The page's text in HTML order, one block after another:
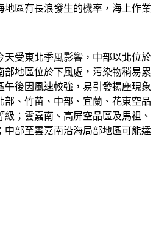
地區有長浪發生的機率，海上作業
天受東北季風影響，中部以北位於
部地區位於下風處，污染物稍易累
後因風速較強，易引發揚塵現象
部、竹苗、中部、宜蘭、花東空品
；雲嘉南、高屏空品區及馬祖、
中部至雲嘉南沿海局部地區可能達